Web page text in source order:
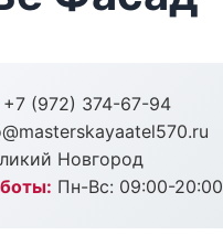
+7 (972) 374-67-94
Новгород
Пн-Вс: 09:00-20:00